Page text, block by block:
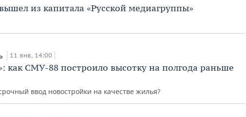
из капитала «Русской медиагруппы»
11 янв, 14:00
как СМУ-88 построило высотку на полгода раньше
ввод новостройки на качестве жилья?